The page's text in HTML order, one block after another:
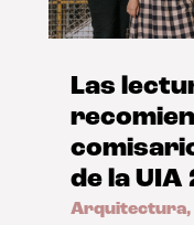
Las
de la UIA
Arquitectura,